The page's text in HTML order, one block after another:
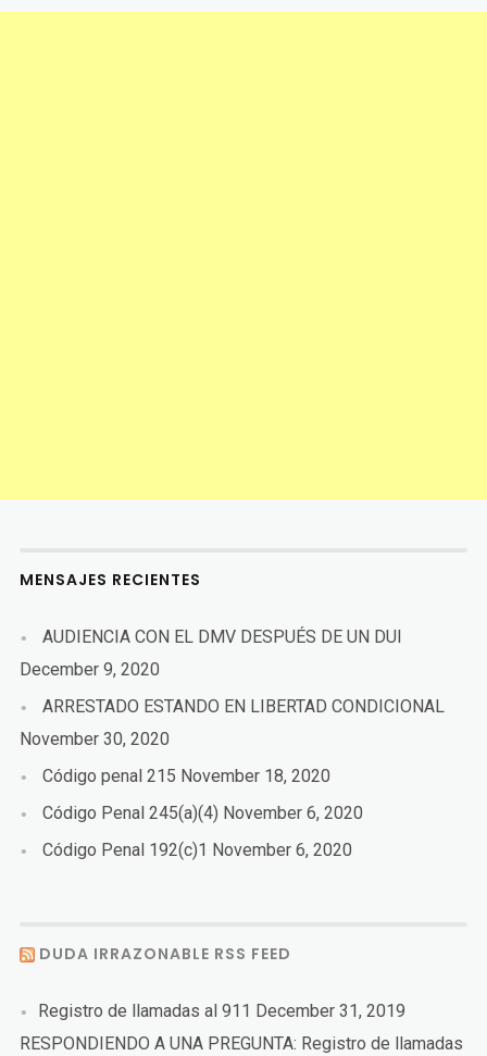
MENSAJES RECIENTES
AUDIENCIA CON EL DMV DESPUÉS DE UN DUI
December 9, 2020
ARRESTADO ESTANDO EN LIBERTAD CONDICIONAL
November 30, 2020
Código penal 215 November 18, 2020
Código Penal 245(a)(4) November 6, 2020
Código Penal 192(c)1 November 6, 2020
DUDA IRRAZONABLE RSS FEED
Registro de llamadas al 911 December 31, 2019
RESPONDIENDO A UNA PREGUNTA: Registro de llamadas